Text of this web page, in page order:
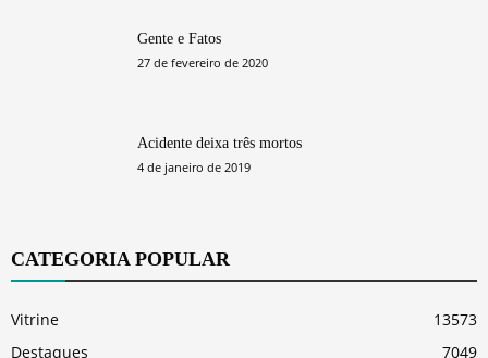
Gente e Fatos
27 de fevereiro de 2020
Acidente deixa três mortos
4 de janeiro de 2019
CATEGORIA POPULAR
Vitrine
13573
Destaques
7049